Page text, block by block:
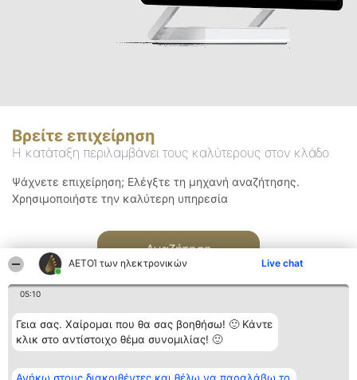
ΑΕΤΟΊ των ηλεκτρονικών Live chat
05:10
Γεια σας. Χαίρομαι που θα σας βοηθήσω! 🙂 Κάντε
κλικ στο αντίστοιχο θέμα συνομιλίας! 🙂
Βρείτε επιχείρηση
Η κατάταξη περιλαμβάνει τους καλύτερους στον κλάδο
Ψάχνετε επιχείρηση; Ελέγξτε τη μηχανή αναζήτησης.
Χρησιμοποιήστε την καλύτερη υπηρεσία
Αναζήτηση
Διοργανωτής της
κατάταξης
Κατάταξη
Διακριθέντες
Επικοινωνία
Επικοινωνία